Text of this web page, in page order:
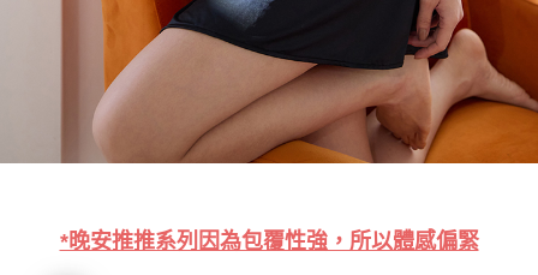
*晚安推推系列因為包覆性強，所以體感偏緊